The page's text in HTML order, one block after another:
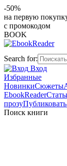
-50%
на первую
с промокодом
BOOK
Search for:
Вход
Избранные
НовинкиСюжеты
EbookReader
прозу
Поиск книги